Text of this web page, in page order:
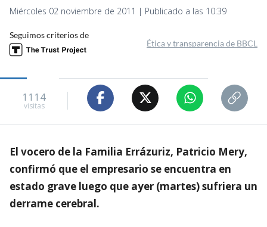
Miércoles 02 noviembre de 2011 | Publicado a las 10:39
Seguimos criterios de
Ética y transparencia de BBCL
1114
visitas
El vocero de la Familia Errázuriz, Patricio Mery,
confirmó que el empresario se encuentra en
estado grave luego que ayer (martes) sufriera un
derrame cerebral.